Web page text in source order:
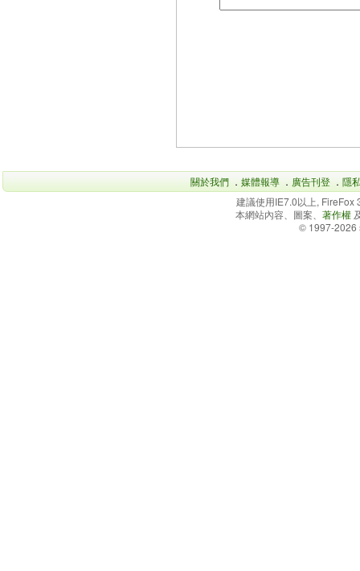
關於我們 ． 媒體報導 ． 廣告刊登 ． 隱
建議使用IE7.0以上,
本網站內容、圖案、 著作權
© 1997-2026